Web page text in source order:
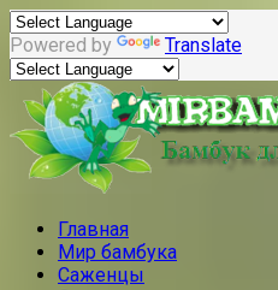
Powered by Translate
Главная
Мир бамбука
Саженцы